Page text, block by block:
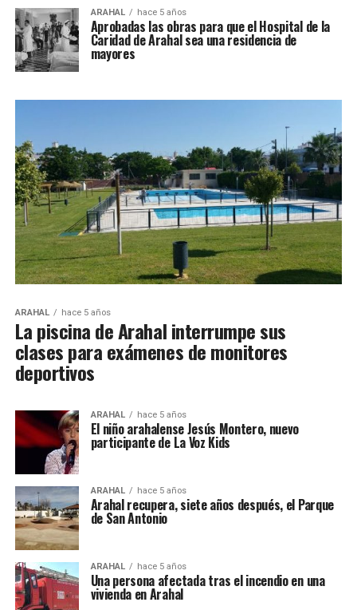
ARAHAL hace 5 años
Aprobadas las obras para que el Hospital de la
Caridad de Arahal sea una residencia de
mayores
ARAHAL hace 5 años
La piscina de Arahal interrumpe sus
clases para exámenes de monitores
deportivos
ARAHAL hace 5 años
El niño arahalense Jesús Montero, nuevo
participante de La Voz Kids
ARAHAL hace 5 años
Arahal recupera, siete años después, el Parque
de San Antonio
ARAHAL hace 5 años
Una persona afectada tras el incendio en una
vivienda en Arahal